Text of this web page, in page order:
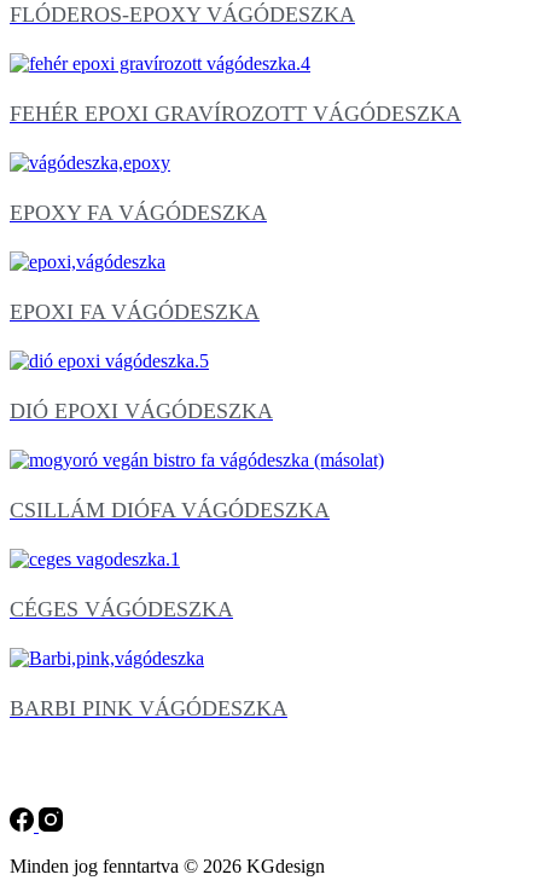
FLÓDEROS-EPOXY VÁGÓDESZKA
FEHÉR EPOXI GRAVÍROZOTT VÁGÓDESZKA
EPOXY FA VÁGÓDESZKA
EPOXI FA VÁGÓDESZKA
DIÓ EPOXI VÁGÓDESZKA
CSILLÁM DIÓFA VÁGÓDESZKA
CÉGES VÁGÓDESZKA
BARBI PINK VÁGÓDESZKA
Minden jog fenntartva © 2026 KGdesign